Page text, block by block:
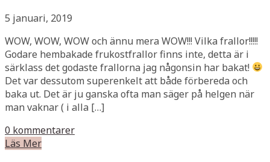
5 januari, 2019
WOW, WOW, WOW och ännu mera WOW!!! Vilka frallor!!!!!
Godare hembakade frukostfrallor finns inte, detta är i
särklass det godaste frallorna jag någonsin har bakat!
Det var dessutom superenkelt att både förbereda och
baka ut. Det är ju ganska ofta man säger på helgen när
man vaknar ( i alla […]
0 kommentarer
Läs Mer